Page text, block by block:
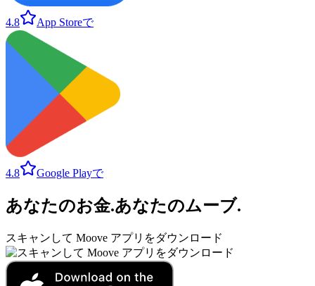
4.8 App Storeで
4.8 Google Playで
あなたのお金.あなたのムーブ.
スキャンして Moove アプリをダウンロード